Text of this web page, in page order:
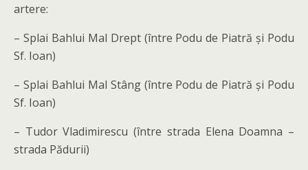
artere:
– Splai Bahlui Mal Drept (între Podu de Piatră și Podu
Sf. Ioan)
– Splai Bahlui Mal Stâng (între Podu de Piatră și Podu
Sf. Ioan)
– Tudor Vladimirescu (între strada Elena Doamna –
strada Pădurii)